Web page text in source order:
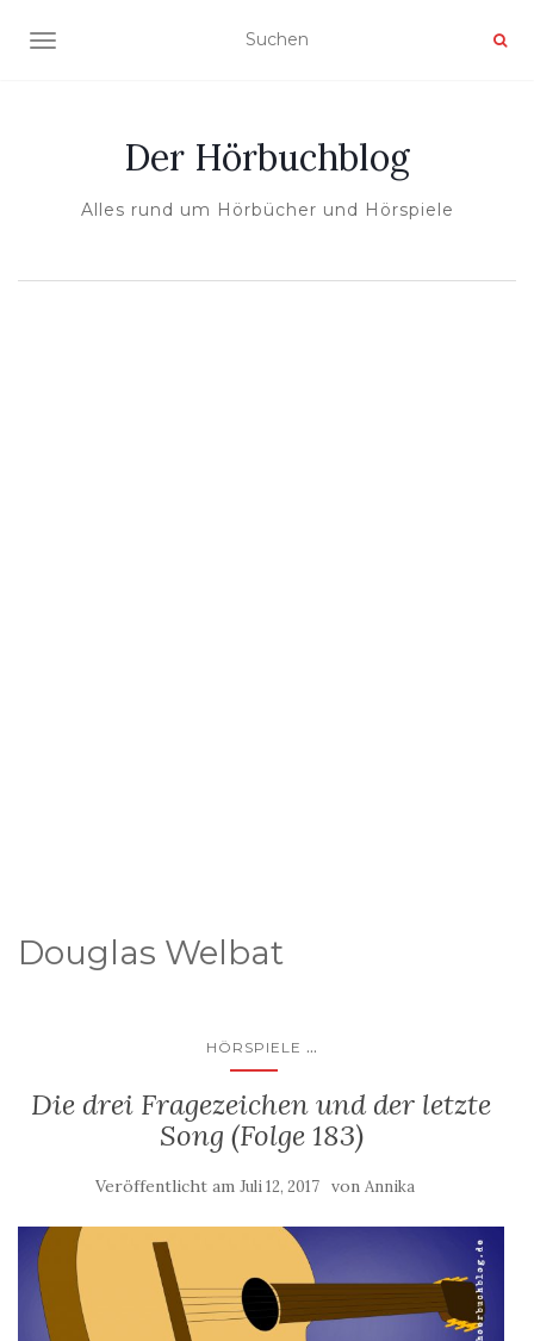
NAVIGATION UMSCHALTEN
Der Hörbuchblog
Alles rund um Hörbücher und Hörspiele
Douglas Welbat
HÖRSPIELE ...
Die drei Fragezeichen und der letzte
Song (Folge 183)
Veröffentlicht am Juli 12, 2017 von Annika